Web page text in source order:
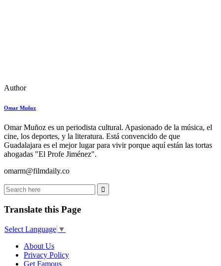
Author
Omar Muñoz
Omar Muñoz es un periodista cultural. Apasionado de la música, el
cine, los deportes, y la literatura. Está convencido de que
Guadalajara es el mejor lugar para vivir porque aquí están las tortas
ahogadas "El Profe Jiménez".
omarm@filmdaily.co
Translate this Page
Select Language ▼
About Us
Privacy Policy
Get Famous